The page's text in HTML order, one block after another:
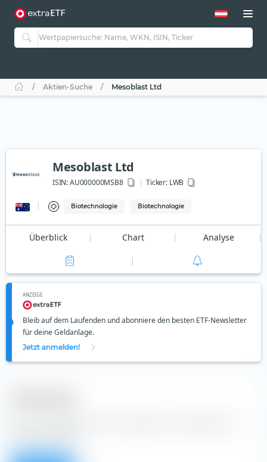
Aktien-Suche Mesoblast Ltd
Mesoblast Ltd
ISIN:AU000000MSB8 Ticker:LWB
Biotechnologie Biotechnologie
Überblick Chart Analyse
ANZEIGE
Bleib auf dem Laufenden und abonniere den besten ETF-Newsletter
für deine Geldanlage.
Jetzt anmelden!